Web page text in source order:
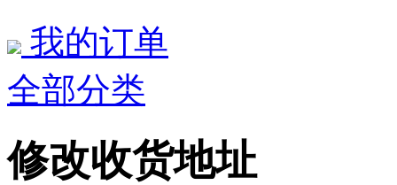
我的订单
全部分类
修改收货地址